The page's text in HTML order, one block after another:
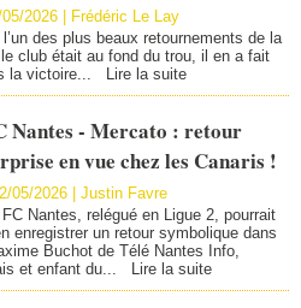
2026 |
Frédéric Le Lay
l’un des plus beaux retournements de la
club était au fond du trou, il en a fait
la victoire...
Lire la suite
Nantes - Mercato : retour
en vue chez les Canaris !
05/2026 |Justin Favre
FC Nantes, relégué en Ligue 2, pourrait
enregistrer un retour symbolique dans
Buchot de Télé Nantes Info,
et enfant du...
Lire la suite